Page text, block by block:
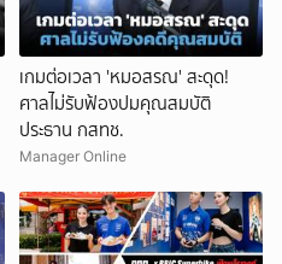
เกมต่อเวลา 'หมอสรณ' สะดุด!
ศาลไม่รับฟ้องปมคุณสมบัติ
ประธาน กสทช.
Manager Online